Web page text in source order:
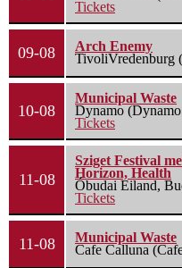
Tickets
09-08
Arch Enemy
TivoliVredenburg
10-08
Municipal Waste
Dynamo
Tickets
11-08
Sziget Festival
Horizon, Health
Óbudai Eiland,
Tickets
11-08
Municipal Waste
Cafe Calluna